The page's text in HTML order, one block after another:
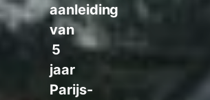
aanleiding
van
5
jaar
Parijs-